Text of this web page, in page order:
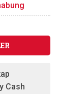
Cash